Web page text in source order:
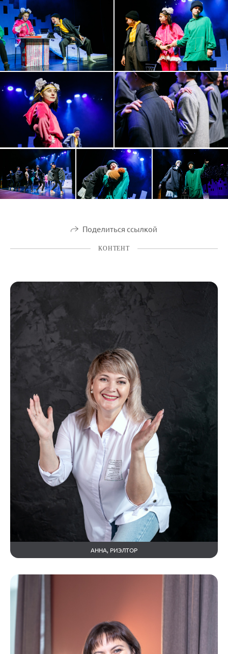
Поделиться ссылкой
КОНТЕНТ
АННА, РИЭЛТОР